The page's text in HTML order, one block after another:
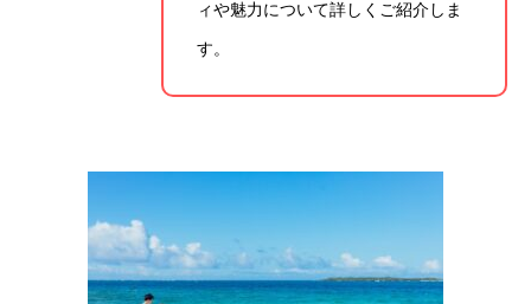
ィや魅力について詳しくご紹介しま
す。